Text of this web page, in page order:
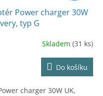
Power charger 30W
typ G
Skladem (31 ks)
Do košíku
charger 30W UK,